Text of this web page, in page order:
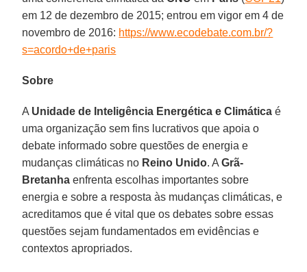
em 12 de dezembro de 2015; entrou em vigor em 4 de
novembro de 2016: https://www.ecodebate.com.br/?
s=acordo+de+paris
Sobre
A Unidade de Inteligência Energética e Climática é
uma organização sem fins lucrativos que apoia o
debate informado sobre questões de energia e
mudanças climáticas no Reino Unido. AGrã-
Bretanha enfrenta escolhas importantes sobre
energia e sobre a resposta às mudanças climáticas, e
acreditamos que é vital que os debates sobre essas
questões sejam fundamentados em evidências e
contextos apropriados.